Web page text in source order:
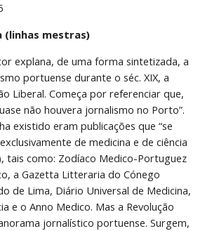
(linhas mestras)
explana, de uma forma sintetizada, a
portuense durante o séc. XIX, a
Liberal. Começa por referenciar que,
não houvera jornalismo no Porto”.
existido eram publicações que “se
de medicina e de ciência
tais como: Zodíaco Medico-Portuguez
a Gazetta Litteraria do Cónego
de Lima, Diário Universal de Medicina,
e o Anno Medico. Mas a Revolução
jornalístico portuense. Surgem,